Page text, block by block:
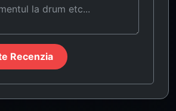
Recenzia